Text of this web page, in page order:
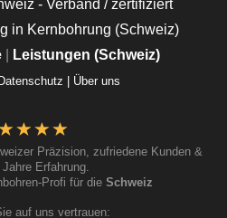
Leistungen (Schweiz)
Datenschutz | Über uns
Präzision, zufriedene Kunden &
Jahre Erfahrung.
Profi für die Schweiz
auf uns vertrauen: